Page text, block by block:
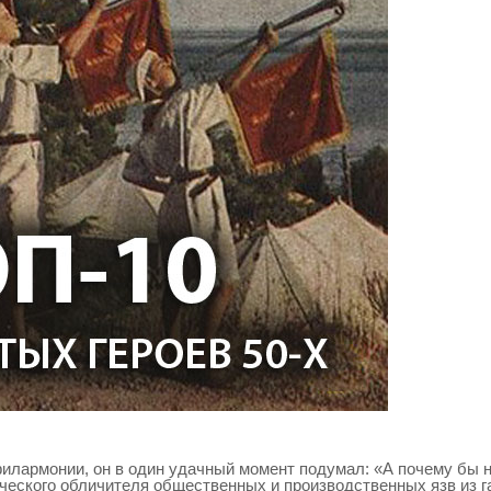
он в один удачный момент подумал: «А почему бы
обличителя общественных и производственных язв из